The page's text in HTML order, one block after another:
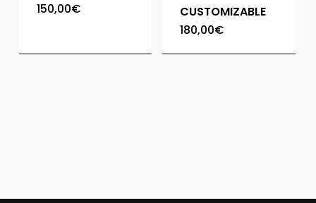
150,00€
CUSTOMIZABLE
180,00€